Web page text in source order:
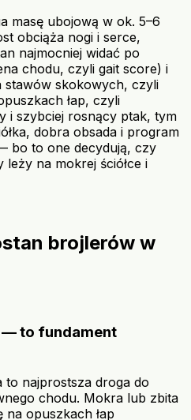
masę ubojową w ok. 5–6
obciąża nogi i serce,
najmocniej widać po
chodu, czyli gait score) i
stawów skokowych, czyli
łap, czyli
i szybciej rosnący ptak, tym
dobra obsada i program
bo to one decydują, czy
na mokrej ściółce i
brojlerów w
— to fundament
to najprostsza droga do
chodu. Mokra lub zbita
na opuszkach łap